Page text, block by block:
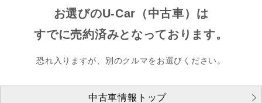
お選びのU-Car（中古車）は
すでに売約済みとなっております。
恐れ入りますが、別のクルマをお選びください。
中古車情報トップ